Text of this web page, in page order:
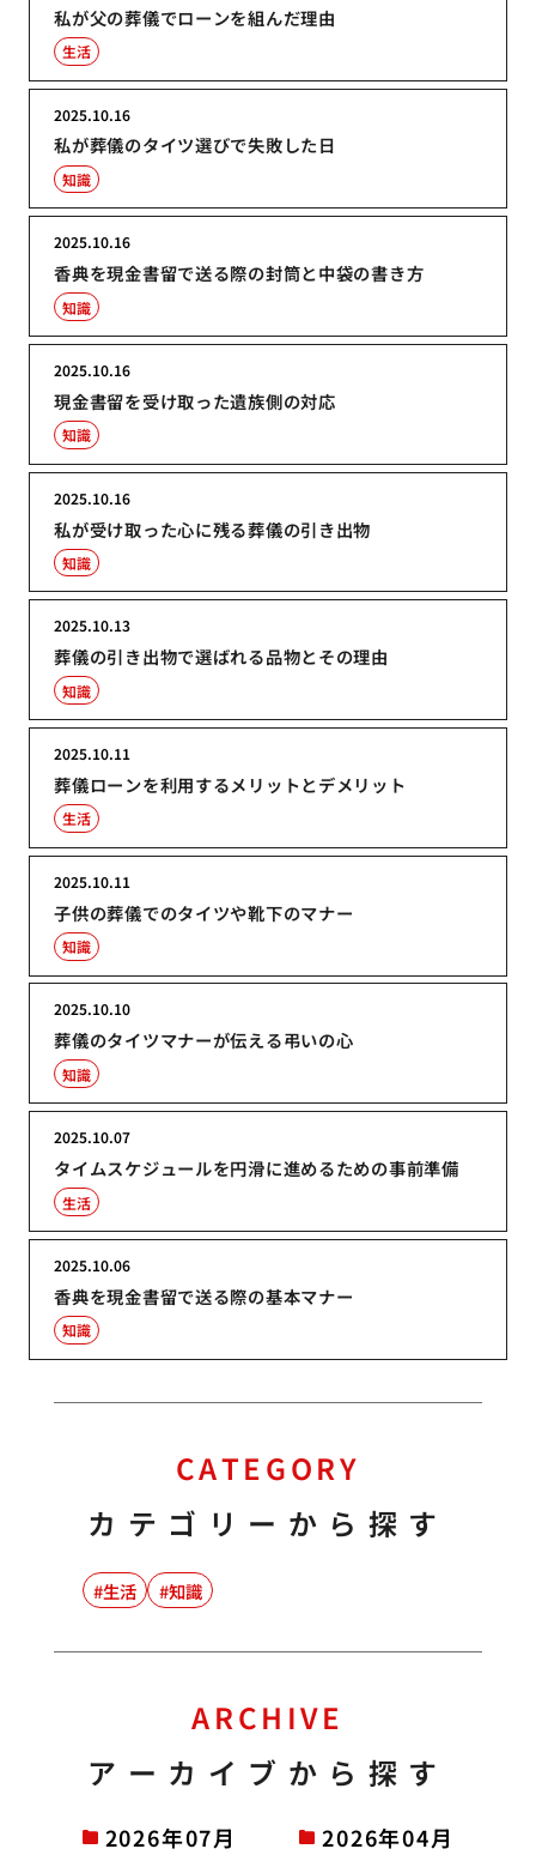
私が父の葬儀でローンを組んだ理由
生活
私が葬儀のタイツ選びで失敗した日
2025.10.16
知識
香典を現金書留で送る際の封筒と中袋の書き方
2025.10.16
知識
現金書留を受け取った遺族側の対応
2025.10.16
知識
私が受け取った心に残る葬儀の引き出物
2025.10.16
知識
葬儀の引き出物で選ばれる品物とその理由
2025.10.13
知識
葬儀ローンを利用するメリットとデメリット
2025.10.11
生活
子供の葬儀でのタイツや靴下のマナー
2025.10.11
知識
葬儀のタイツマナーが伝える弔いの心
2025.10.10
知識
タイムスケジュールを円滑に進めるための事前準備
2025.10.07
生活
香典を現金書留で送る際の基本マナー
2025.10.06
知識
CATEGORY
カテゴリーから探す
生活 知識
ARCHIVE
アーカイブから探す
2026年07月 2026年04月